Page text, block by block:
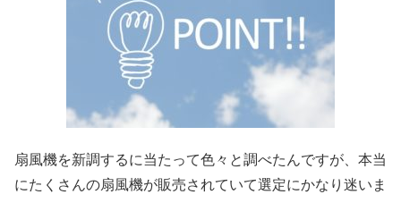
扇風機を新調するに当たって色々と調べたんですが、本当
にたくさんの扇風機が販売されていて選定にかなり迷いま